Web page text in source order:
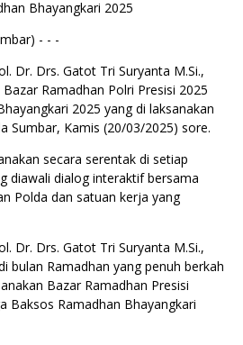
Bhayangkari 2025
- - -
Dr. Drs. Gatot Tri Suryanta M.Si.,
Ramadhan Polri Presisi 2025
2025 yang di laksanakan
Sumbar, Kamis (20/03/2025) sore.
secara serentak di setiap
diawali dialog interaktif bersama
Polda dan satuan kerja yang
Dr. Drs. Gatot Tri Suryanta M.Si.,
bulan Ramadhan yang penuh berkah
Bazar Ramadhan Presisi
Baksos Ramadhan Bhayangkari